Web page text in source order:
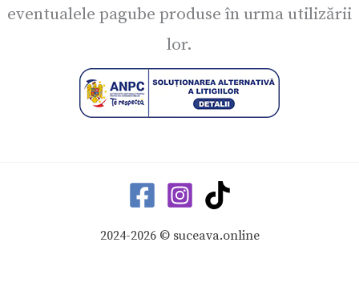
eventualele pagube produse în urma utilizării
lor.
2024-2026 © suceava.online